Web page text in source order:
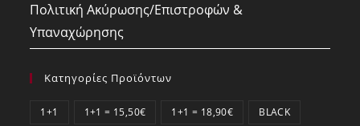
Πολιτική Ακύρωσης/Επιστροφών &
Υπαναχώρησης
Κατηγορίες Προϊόντων
1+1 1+1 = 15,50€ 1+1 = 18,90€ BLACK